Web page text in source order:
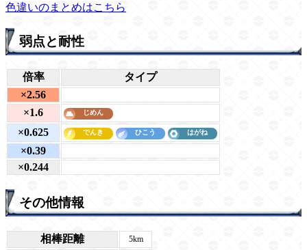
色違いのまとめはこちら
弱点と耐性
倍率
タイプ
×2.56
×1.6
×0.625
×0.39
×0.244
その他情報
相棒距離 5km